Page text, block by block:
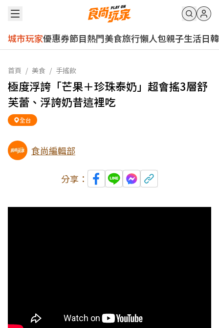
城市玩家優惠券節目熱門美食旅行懶人包親子生活日韓
首頁 / 美食 / 手搖飲
極度浮誇「芒果＋珍珠泰奶」超會搖3層舒
芙蕾、浮誇奶昔這裡吃
全台
食尚編輯部
分享：